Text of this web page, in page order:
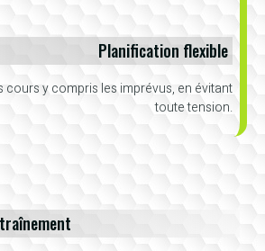
Planification flexible
cours y compris les imprévus, en évitant
toute tension.